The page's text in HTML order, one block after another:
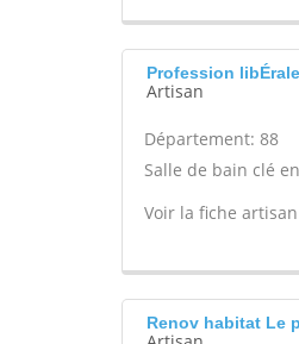
Profession
Artisan
Département: 88
Salle de bain clé
Voir la fiche
Renov habitat Le